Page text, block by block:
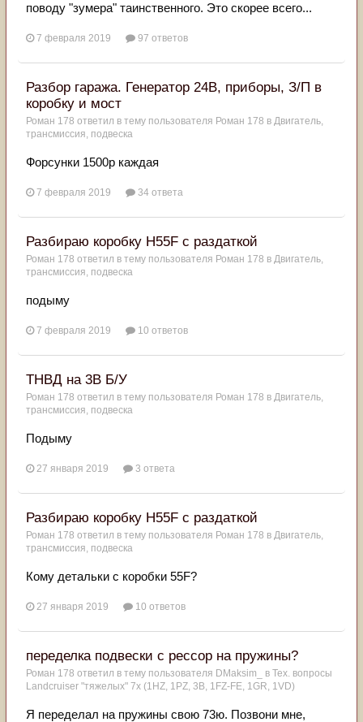
поводу "зумера" таинственного. Это скорее всего...
7 февраля 2019 97 ответов
Разбор гаража. Генератор 24В, приборы, З/П в
коробку и мост
Роман 178 ответил в тему пользователя Роман 178 в Двигатель,
трансмиссия, подвеска
Форсунки 1500р каждая
7 февраля 2019 34 ответа
Разбираю коробку Н55F с раздаткой
Роман 178 ответил в тему пользователя Роман 178 в Двигатель,
трансмиссия, подвеска
подыму
7 февраля 2019 10 ответов
ТНВД на 3В Б/У
Роман 178 ответил в тему пользователя Роман 178 в Двигатель,
трансмиссия, подвеска
Подыму
27 января 2019 3 ответа
Разбираю коробку Н55F с раздаткой
Роман 178 ответил в тему пользователя Роман 178 в Двигатель,
трансмиссия, подвеска
Кому детальки с коробки 55F?
27 января 2019 10 ответов
переделка подвески с рессор на пружины?
Роман 178 ответил в тему пользователя DMaksim_ в Тех. вопросы
Landcruiser "тяжелых" 7x (1HZ, 1PZ, 3B, 1FZ-FE, 1GR, 1VD)
Я переделал на пружины свою 73ю. Позвони мне,